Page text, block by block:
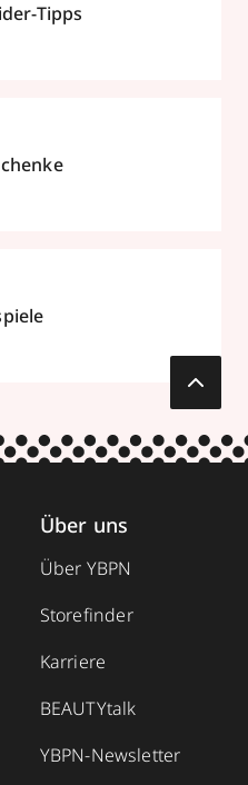
Tipps
Über uns
Über YBPN
Storefinder
Karriere
BEAUTYtalk
YBPN-Newsletter